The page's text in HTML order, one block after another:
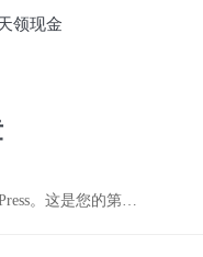
领现金
。这是您的第…